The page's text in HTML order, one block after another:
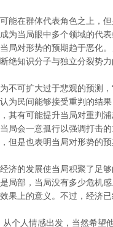
能在群体代表角色之上，
为当局眼中多个领域的代
局对形势的预期趋于恶化。
绝知识分子与独立分裂势
不可扩大过于悲观的预测
为民间能够接受重判的结
其有可能提升当局对重判
局会一意孤行以强调打击
但是也表明当局对形势的预
济的发展使当局积聚了足
局部，当局没有多少危机
果上的意义。不过，经济
从个人情感出发，当然希望